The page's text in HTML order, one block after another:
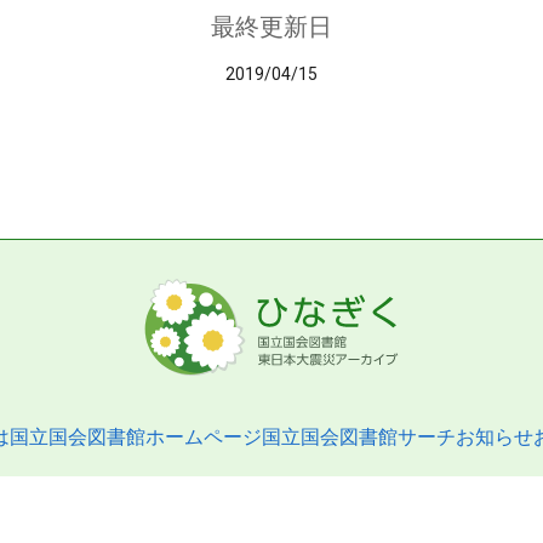
最終更新日
2019/04/15
国立国会図書館ホームページ国立国会図書館サーチお知らせ